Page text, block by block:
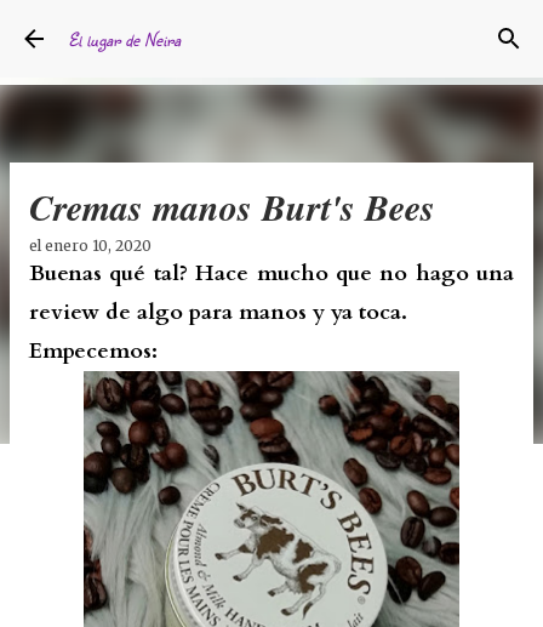
El lugar de Neira
Cremas manos Burt's Bees
el enero 10, 2020
Buenas qué tal? Hace mucho que no hago una
review de algo para manos y ya toca.
Empecemos: